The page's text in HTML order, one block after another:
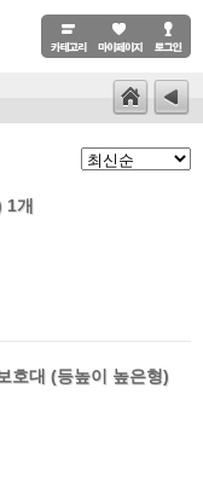
1개
호대 (등높이 높은형)